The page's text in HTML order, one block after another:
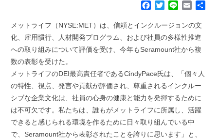
c
e
o
k
T
i
t
e
n
e
E
a
i
メットライフ（NYSE:MET）は、信頼とインクルージョンの文
化、雇用慣行、人材開発プログラム、および社員の多様性推進
への取り組みについて評価を受け、今年もSeramount社から複
数の表彰を受けた。
メットライフのDEI最高責任者であるCindyPace氏は、「個々人
の特性、視点、発言や貢献が評価され、尊重されるインクルー
シブな企業文化は、社員の心身の健康と能力を発揮するために
は不可欠です。私たちは、誰もがメットライフに所属し、活躍
できると感じられる環境を作るために日々取り組んでいる中
で、Seramount社から表彰されたことを誇りに思います」と、